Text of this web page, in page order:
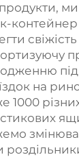
контейнер
свіжість
під
на
1000